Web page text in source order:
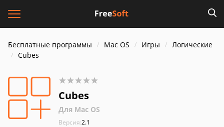
Бесплатные программы Mac OS Игры
Логические
Cubes
Cubes
Для Mac OS
Версия:2.1